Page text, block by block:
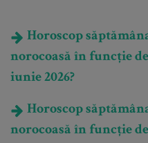
Horoscop
norocoasă în funcție
iunie 2026?
Horoscop
norocoasă în funcție